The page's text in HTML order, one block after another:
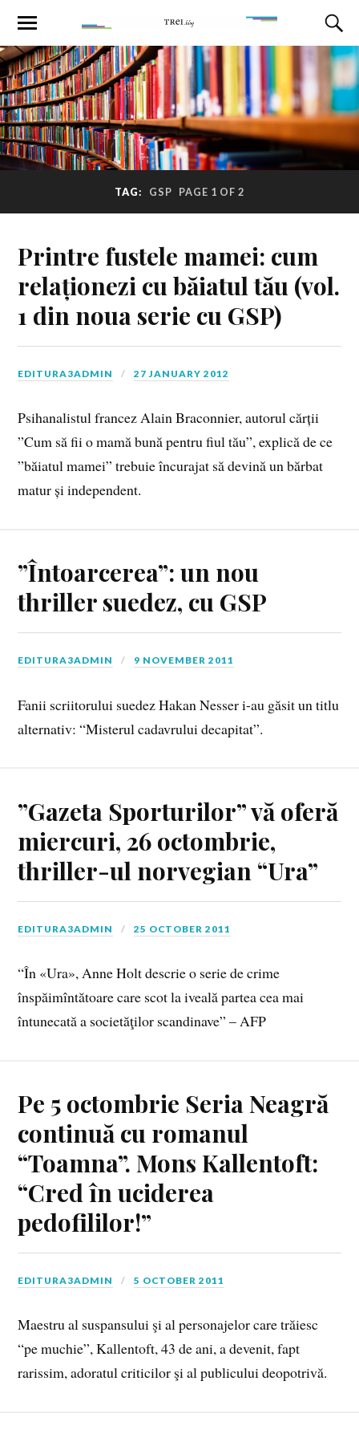
TAG: GSP PAGE 1 OF 2
Printre fustele mamei: cum
relaționezi cu băiatul tău (vol.
1 din noua serie cu GSP)
EDITURA3ADMIN 27 JANUARY 2012
Psihanalistul francez Alain Braconnier, autorul cărții
”Cum să fii o mamă bună pentru fiul tău”, explică de ce
”băiatul mamei” trebuie încurajat să devină un bărbat
matur și independent.
”Întoarcerea”: un nou
thriller suedez, cu GSP
EDITURA3ADMIN 9 NOVEMBER 2011
Fanii scriitorului suedez Hakan Nesser i-au găsit un titlu
alternativ: “Misterul cadavrului decapitat”.
”Gazeta Sporturilor” vă oferă
miercuri, 26 octombrie,
thriller-ul norvegian “Ura”
EDITURA3ADMIN 25 OCTOBER 2011
“În «Ura», Anne Holt descrie o serie de crime
înspăimîntătoare care scot la iveală partea cea mai
întunecată a societăţilor scandinave” – AFP
Pe 5 octombrie Seria Neagră
continuă cu romanul
“Toamna”. Mons Kallentoft:
“Cred în uciderea
pedofililor!”
EDITURA3ADMIN 5 OCTOBER 2011
Maestru al suspansului şi al personajelor care trăiesc
“pe muchie”, Kallentoft, 43 de ani, a devenit, fapt
rarissim, adoratul criticilor şi al publicului deopotrivă.